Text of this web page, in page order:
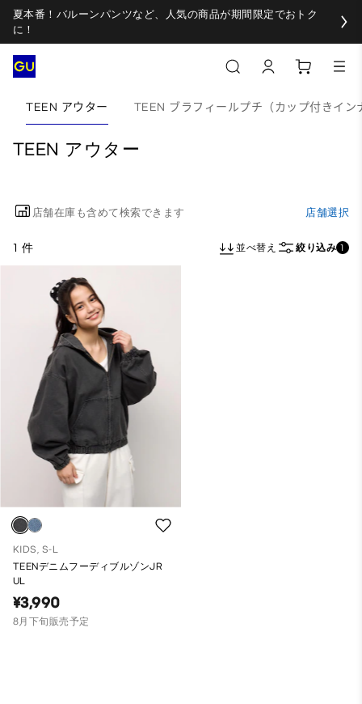
夏本番！バルーンパンツなど、人気の商品が期間限定でおトク
に！
TEEN アウター TEEN ブラフィールプチ（カップ付きイン
TEEN アウター
店舗在庫も含めて検索できます 店舗選択
1 件 並べ替え 絞り込み 1
KIDS, S-L
TEENデニムフーディブルゾンJR
UL
¥3,990
8月下旬販売予定